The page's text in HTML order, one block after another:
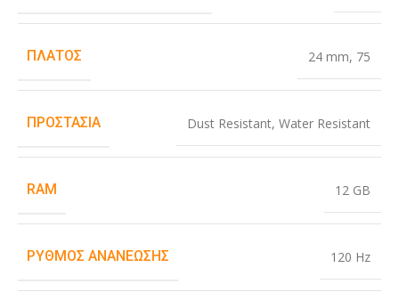
ΠΛΆΤΟΣ 24 mm, 75
ΠΡΟΣΤΑΣΊΑ Dust Resistant, Water Resistant
RAM 12 GB
ΡΥΘΜΌΣ ΑΝΑΝΈΩΣΗΣ 120 Hz